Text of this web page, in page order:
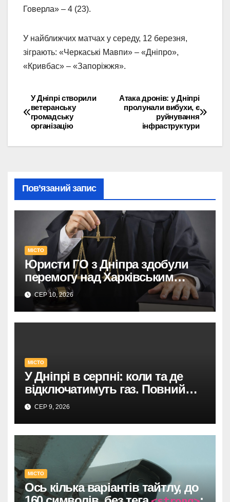
Говерла» – 4 (23).
У найближчих матчах у середу, 12 березня,
зіграють: «Черкаські Мавпи» – «Дніпро»,
«Кривбас» – «Запоріжжя».
Навігація
записів
Атака дронів: у Дніпрі
пролунали вибухи, є
руйнування
інфраструктури
У Дніпрі створили
ветеранську
громадську
організацію
Пов’язаний запис
МІСТО
Юристи ГО з Дніпра здобули
перемогу над Харківським
адмінсудом у Верховному Суді.
СЕР 10, 2026
МІСТО
У Дніпрі в серпні: коли та де
відключатимуть газ. Повний
список адрес і термінів.
СЕР 9, 2026
МІСТО
Ось кілька варіантів тайтлу, до